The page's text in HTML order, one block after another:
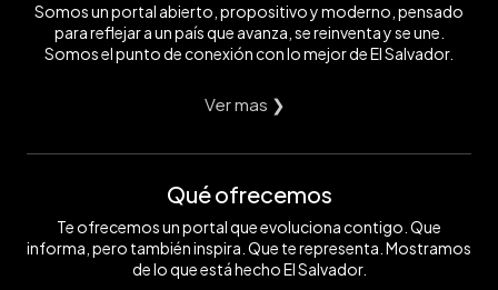
Somos un portal abierto, propositivo y moderno, pensado
para reflejar a un país que avanza, se reinventa y se une.
Somos el punto de conexión con lo mejor de El Salvador.
Ver mas ❯
Qué ofrecemos
Te ofrecemos un portal que evoluciona contigo. Que
informa, pero también inspira. Que te representa. Mostramos
de lo que está hecho El Salvador.